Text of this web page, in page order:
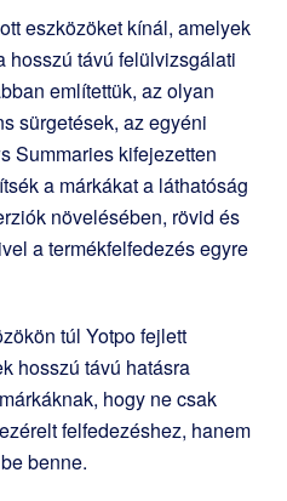
eszközöket kínál, amelyek
hosszú távú felülvizsgálati
említettük, az olyan
sürgetések, az egyéni
Summaries kifejezetten
a márkákat a láthatóság
növelésében, rövid és
a termékfelfedezés egyre
túl Yotpo fejlett
hosszú távú hatásra
hogy ne csak
felfedezéshez, hanem
benne.